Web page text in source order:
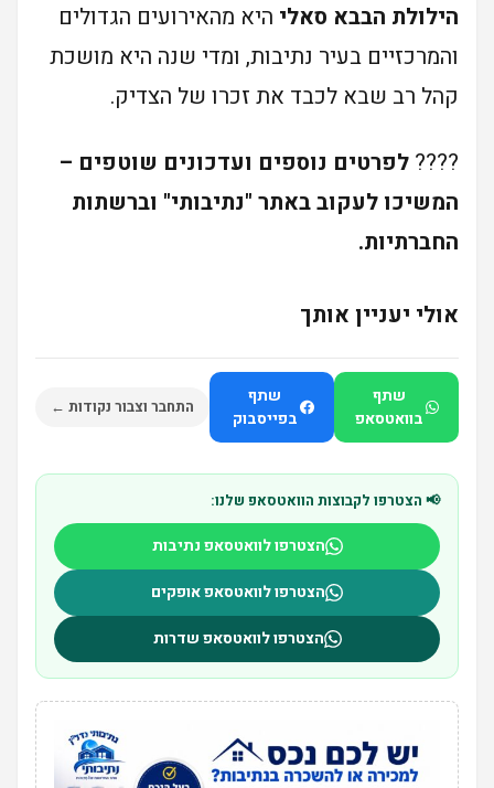
הילולת הבבא סאלי היא מהאירועים הגדולים
והמרכזיים בעיר נתיבות, ומדי שנה היא מושכת
קהל רב שבא לכבד את זכרו של הצדיק.
???? לפרטים נוספים ועדכונים שוטפים –
המשיכו לעקוב באתר "נתיבותי" וברשתות
החברתיות.
אולי יעניין אותך
שתף
בוואטסאפ
שתף
בפייסבוק
התחבר וצבור נקודות ←
📢 הצטרפו לקבוצות הוואטסאפ שלנו:
הצטרפו לוואטסאפ נתיבות
הצטרפו לוואטסאפ אופקים
הצטרפו לוואטסאפ שדרות